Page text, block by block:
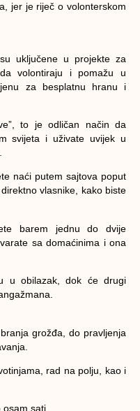
jer je riječ o volonterskom
uključene u projekte za
volontiraju i pomažu u
za besplatnu hranu i
to je odličan način da
svijeta i uživate uvijek u
naći putem sajtova poput
vlasnike, kako biste
barem jednu do dvije
sa domaćinima i ona
u obilazak, dok će drugi
grožđa, do pravljenja
rad na polju, kao i
sati.